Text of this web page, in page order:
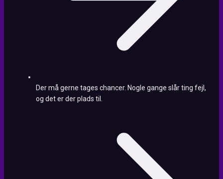
Der må gerne tages chancer. Nogle gange slår ting fejl,
og det er der plads til.